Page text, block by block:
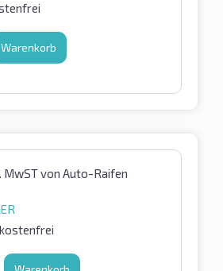
Warenkorb
MwSTvon Auto-Raifen